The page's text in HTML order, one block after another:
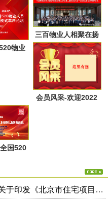
物业
三百物业人相聚在扬
州又一次共同点燃起
物业经理人分会的圣
火，开启了旅居养老
的融合新思路！
会员风采-欢迎2022
国520
单
北京市住房和城乡建设委员会关于印发《北京市住宅项目物业服务综合监管实施方案（试行）》的通知